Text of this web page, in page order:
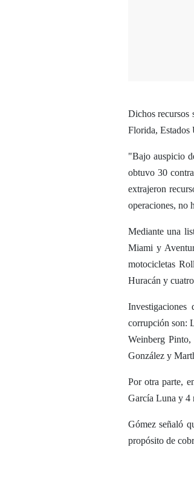
Dichos recursos
Florida, Estados
"Bajo auspicio
obtuvo 30
extrajeron
operaciones, no
Mediante una
Miami y
motocicletas
Huracán y
corrupción son:
Weinberg
González y
Por otra parte,
García Luna y 4
Gómez señaló
propósito de